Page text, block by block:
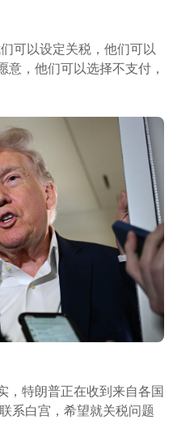
可以设定关税，他们可以
，他们可以选择不支付，
，特朗普正在收到来自各国
系白宫，希望就关税问题